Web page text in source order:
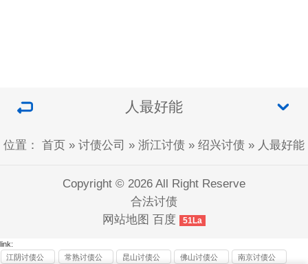
人最好能
位置： 首页 » 讨债公司 » 浙江讨债 » 绍兴讨债 » 人最好能
Copyright © 2026 All Right Reserve
合法讨债
网站地图 百度 51La
link:
江阴讨债公
常熟讨债公 昆山讨债公 佛山讨债公 南京讨债公